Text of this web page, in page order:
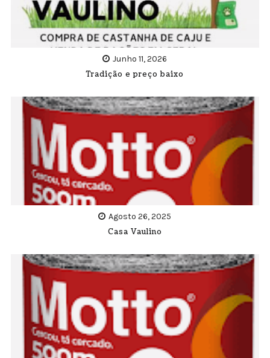
Junho 11, 2026
Tradição e preço baixo
Agosto 26, 2025
Casa Vaulino